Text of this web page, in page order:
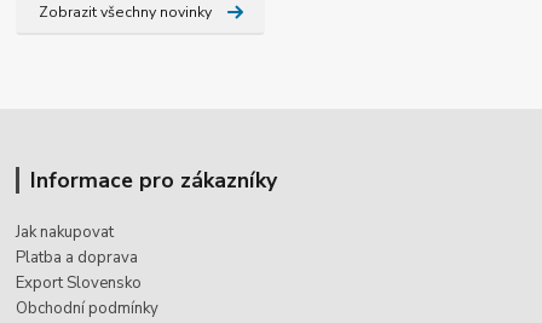
Zobrazit všechny novinky
Informace pro zákazníky
Jak nakupovat
Platba a doprava
Export Slovensko
Obchodní podmínky